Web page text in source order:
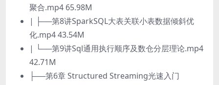
聚合.mp4 65.98M
| ├──第8讲SparkSQL大表关联小表数据倾斜优
化.mp4 43.54M
| └──第9讲Sql通用执行顺序及数仓分层理论.mp4
42.71M
├──第6章 Structured Streaming光速入门